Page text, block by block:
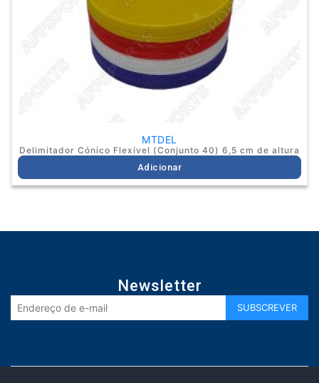
MTDEL
Delimitador Cónico Flexível (Conjunto 40) 6,5 cm de altura
Adicionar
Newsletter